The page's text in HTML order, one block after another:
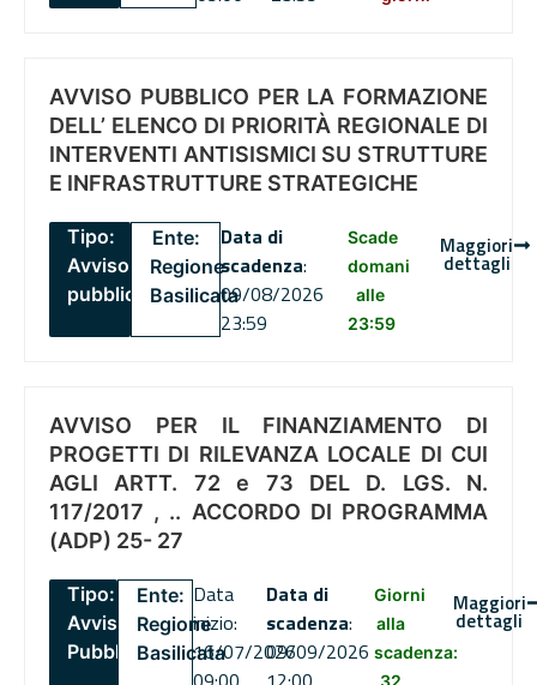
AVVISO PUBBLICO PER LA FORMAZIONE
DELL’ ELENCO DI PRIORITÀ REGIONALE DI
INTERVENTI ANTISISMICI SU STRUTTURE
E INFRASTRUTTURE STRATEGICHE
Tipo:
Avviso
pubblico
Ente:
Regione
Basilicata
Data di
scadenza:
09/08/2026
23:59
Scade
domani
alle
23:59
Maggiori
dettagli
AVVISO PER IL FINANZIAMENTO DI
PROGETTI DI RILEVANZA LOCALE DI CUI
AGLI ARTT. 72 e 73 DEL D. LGS. N.
117/2017 , .. ACCORDO DI PROGRAMMA
(ADP) 25- 27
Tipo:
Avviso
Pubblico
Ente:
Regione
Basilicata
Data
inizio:
16/07/2026
Data di
scadenza:
09/09/2026
Giorni
alla
scadenza:
Maggiori
dettagli